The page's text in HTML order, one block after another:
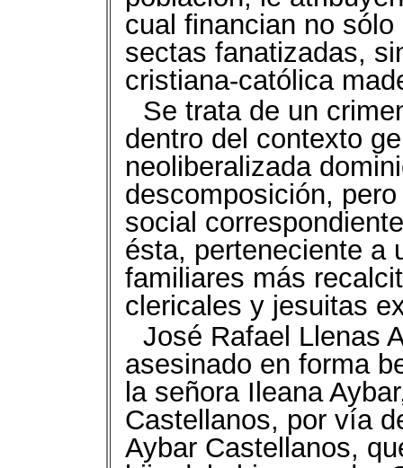
cual financian no
sectas fanatizadas,
cristiana-católica
Se trata de un
dentro del contexto
neoliberalizada
descomposición,
social
ésta, perteneciente a
familiares más
clericales y jesuitas
José Rafael Llenas
asesinado en forma
la señora Ileana
Castellanos, por vía
Aybar Castellanos,